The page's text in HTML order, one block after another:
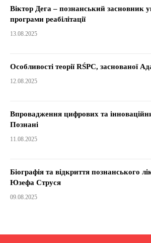
Віктор Дега – познанський засновник
програми реабілітації
13.08.2025
Особливості теорії RŚPC, заснованої
12.08.2025
Впровадження цифрових та
Познані
11.08.2025
Біографія та відкриття познанського
Юзефа Струся
09.08.2025